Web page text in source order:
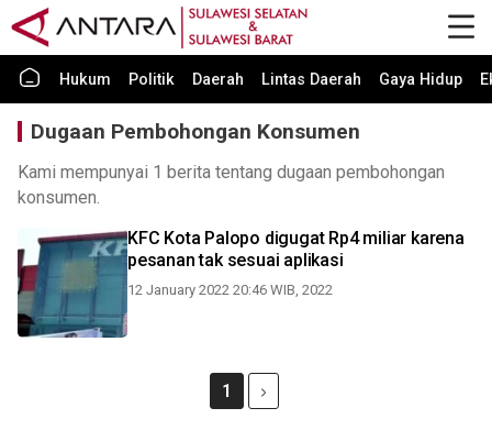
Hukum Politik Daerah Lintas Daerah Gaya Hidup
Dugaan Pembohongan Konsumen
Kami mempunyai 1 berita tentang dugaan pembohongan
konsumen.
KFC Kota Palopo digugat Rp4 miliar karena
pesanan tak sesuai aplikasi
12 January 2022 20:46 WIB, 2022
1